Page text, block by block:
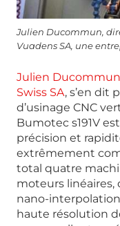
Julien Ducommun,
Vuadens SA, une
Julien Ducommun
Swiss SA, s’en dit
d’usinage CNC
Bumotec s191V
précision et
extrêmement
total quatre
moteurs linéaires,
nano-
haute résolution